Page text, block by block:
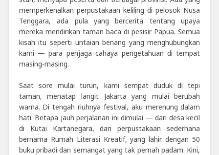
memperkenalkan perpustakaan keliling di pelosok Nusa
Tenggara, ada pula yang bercerita tentang upaya
mereka mendirikan taman baca di pesisir Papua. Semua
kisah itu seperti untaian benang yang menghubungkan
kami — para penjaga cahaya pengetahuan di tempat
masing-masing.
Saat sore mulai turun, kami sempat duduk di tepi
taman, menatap langit Jakarta yang mulai berubah
warna. Di tengah riuhnya festival, aku merenung dalam
hati. Betapa jauh perjalanan ini dimulai — dari desa kecil
di Kutai Kartanegara, dari perpustakaan sederhana
bernama Rumah Literasi Kreatif, yang lahir dengan 50
buku pribadi dan semangat yang tak pernah padam. Kini,